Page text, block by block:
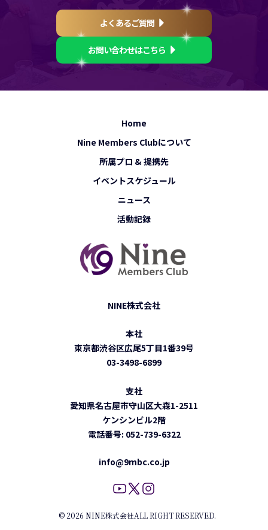
よくあるご質問
お問い合わせはこちら
NINE株式会社
本社
東京都渋谷区広尾5丁目1番39号
03-3498-6899
支社
愛知県名古屋市守山区大森1-2511
ケンシンビル2階
電話番号: 052-739-6322
info@9mbc.co.jp
© 2026 NINE株式会社ALL RIGHT RESERVED.
Home
Nine Members Clubについて
所属プロ & 提携先
イベントスケジュール
ニュース
活動記録